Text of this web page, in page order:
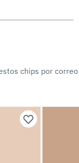
chips por correo